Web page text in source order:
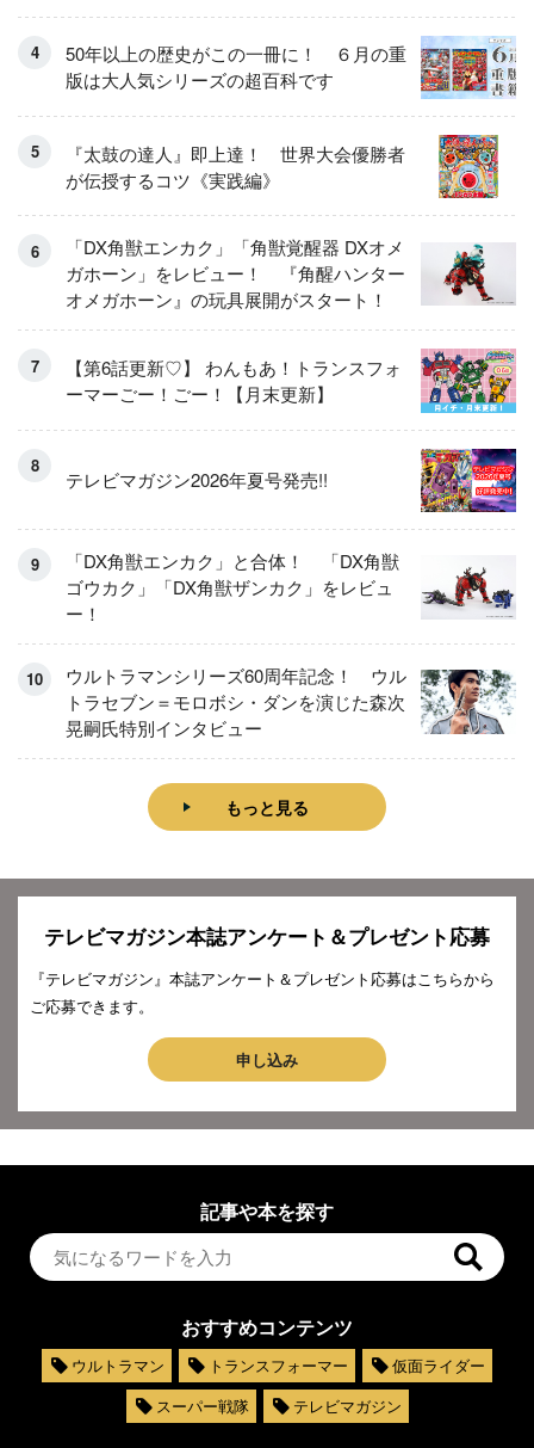
50年以上の歴史がこの一冊に！ ６月の重
版は大人気シリーズの超百科です
『太鼓の達人』即上達！ 世界大会優勝者
が伝授するコツ《実践編》
「DX角獣エンカク」「角獣覚醒器 DXオメ
ガホーン」をレビュー！ 『角醒ハンター
オメガホーン』の玩具展開がスタート！
【第6話更新♡】 わんもあ！トランスフォ
ーマーごー！ごー！【月末更新】
テレビマガジン2026年夏号発売!!
「DX角獣エンカク」と合体！ 「DX角獣
ゴウカク」「DX角獣ザンカク」をレビュ
ー！
ウルトラマンシリーズ60周年記念！ ウル
トラセブン＝モロボシ・ダンを演じた森次
晃嗣氏特別インタビュー
もっと見る
テレビマガジン本誌アンケート＆プレゼント応募
『テレビマガジン』本誌アンケート＆プレゼント応募はこちらから
ご応募できます。
申し込み
記事や本を探す
おすすめコンテンツ
ウルトラマン トランスフォーマー
仮面ライダー
スーパー戦隊
テレビマガジン